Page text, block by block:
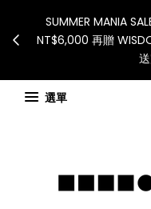
遇假日、天災或其
調整，敬請見諒
for all
國
選單